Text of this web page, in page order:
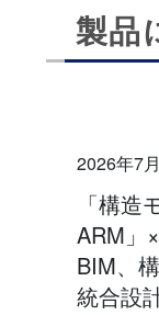
製品
2026年7
「構
ARM」
BIM、
統合設